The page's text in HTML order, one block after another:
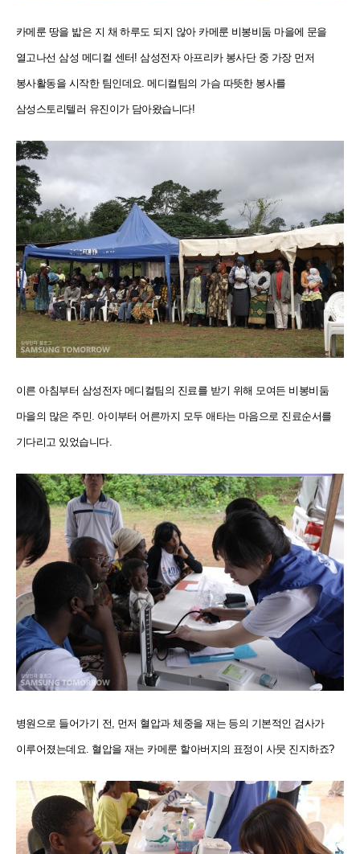
카메룬 땅을 밟은 지 채 하루도 되지 않아 카메룬 비봉비둠 마을에 문을
열고나선 삼성 메디컬 센터! 삼성전자 아프리카 봉사단 중 가장 먼저
봉사활동을 시작한 팀인데요. 메디컬팀의 가슴 따뜻한 봉사를
삼성스토리텔러 유진이가 담아왔습니다!
이른 아침부터 삼성전자 메디컬팀의 진료를 받기 위해 모여든 비봉비둠
마을의 많은 주민. 아이부터 어른까지 모두 애타는 마음으로 진료순서를
기다리고 있었습니다.
병원으로 들어가기 전, 먼저 혈압과 체중을 재는 등의 기본적인 검사가
이루어졌는데요. 혈압을 재는 카메룬 할아버지의 표정이 사뭇 진지하죠?